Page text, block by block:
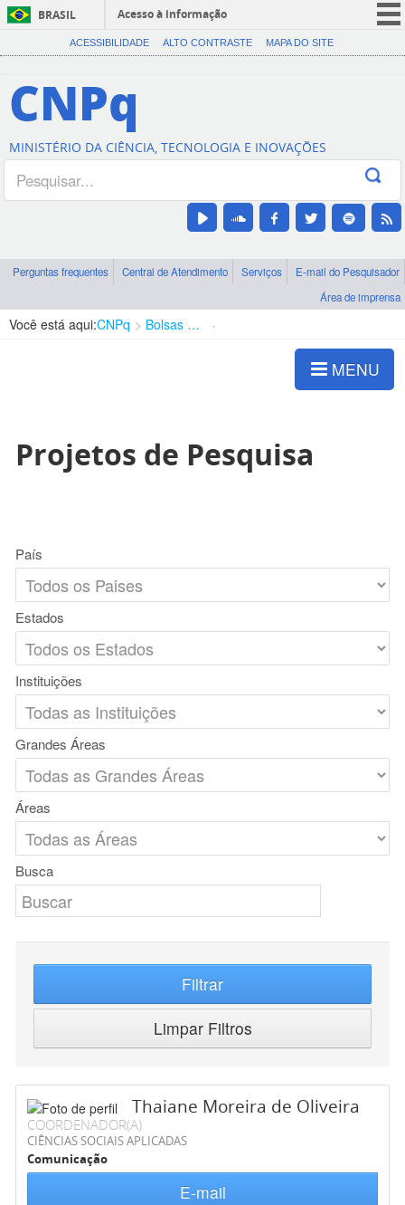
BRASIL
Acesso à informação
CORONAVÍRUS (COVID-19)
Canais
ACESSIBILIDADE ALTO CONTRASTE MAPA DO SITE
CNPq
MINISTÉRIO DA CIÊNCIA, TECNOLOGIA E INOVAÇÕES
Perguntas frequentes Central de Atendimento Serviços
E-mail do Pesquisador
Área de imprensa
Você está aqui:CNPq Bolsas e Auxílios Vigentes
MENU
Projetos de Pesquisa
País
Estados
Instituições
Grandes Áreas
Áreas
Busca
Filtrar
Limpar Filtros
Thaiane Moreira de Oliveira
COORDENADOR(A)
CIÊNCIAS SOCIAIS APLICADAS
Comunicação
E-mail